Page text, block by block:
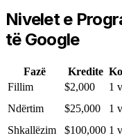
Nivelet e
të Google
Fazë Kredite
Fillim
$2,000 1
Ndërtim
$25,000 1
Shkallëzim
$100,000 1